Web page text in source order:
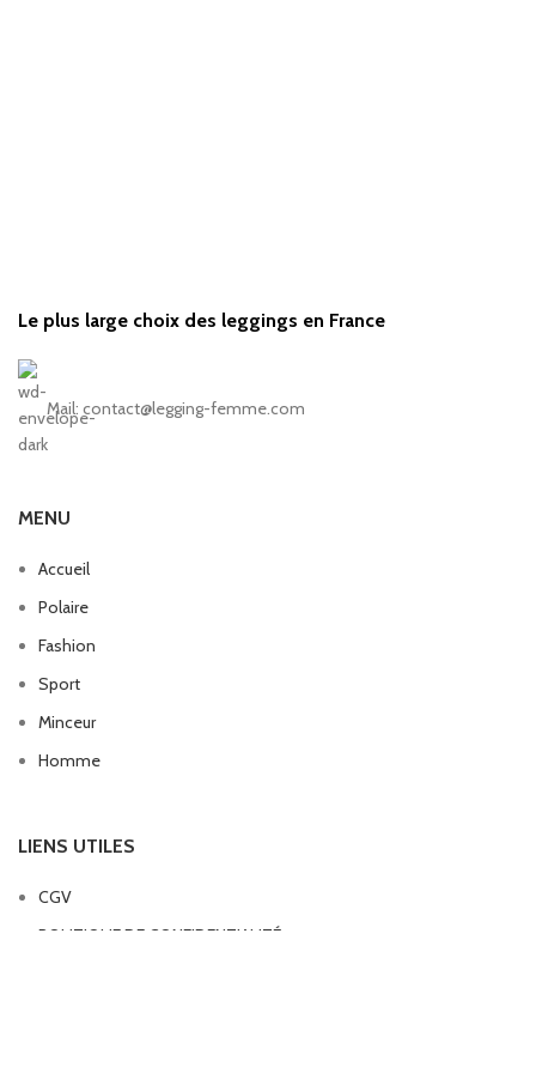
Le plus large choix des leggings en France
Mail: contact@legging-femme.com
MENU
Accueil
Polaire
Fashion
Sport
Minceur
Homme
LIENS UTILES
CGV
POLITIQUE DE CONFIDENTIALITÉ